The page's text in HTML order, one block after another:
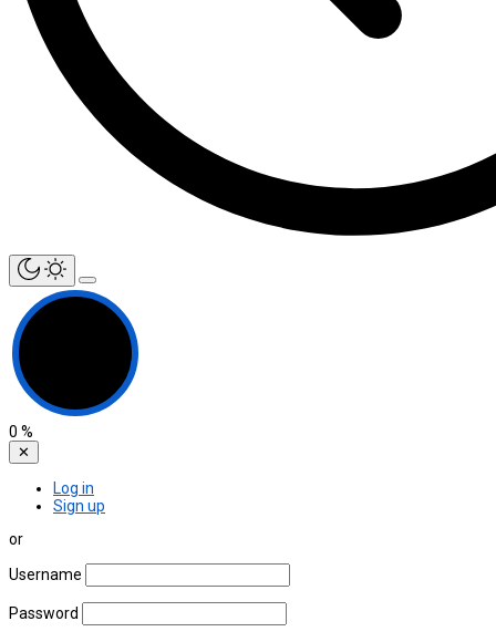
0 %
✕
Log in
Sign up
or
Username
Password